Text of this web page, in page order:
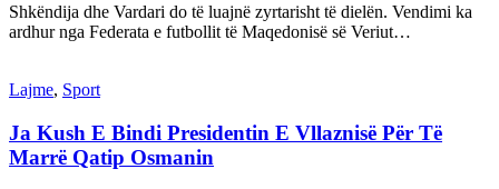
Shkëndija dhe Vardari do të luajnë zyrtarisht të dielën. Vendimi ka
ardhur nga Federata e futbollit të Maqedonisë së Veriut…
Lajme, Sport
Ja Kush E Bindi Presidentin E Vllaznisë Për Të
Marrë Qatip Osmanin